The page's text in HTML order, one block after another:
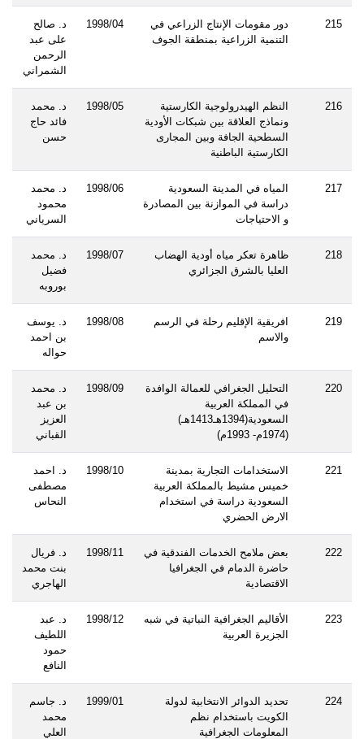
215
دور مقومات الإنتاج الزراعي في
التنمية الزراعية بمنطقة الجوف
1998/04
د. صالح
على عبد
الرحمن
الشمراني
216
النظم الهيدرولوجية الكارستية
ونماذج العلاقة بين شبكات الأودية
السطحية الجافة وبين المجارى
الكارستية الباطنية
1998/05
د. محمد
فائد حاج
حسن
217
المياه في المدينة السعودية
دراسة في الموازنة بين المصادرة
و الاحتياجات
1998/06
د. محمد
محمود
السرياني
218
ظاهرة تعكر مياه أودية الهضاب
العليا بالشرق الجزائري
1998/07
د. محمد
فضيل
بوروبه
219
افريقية الإقليم رحلة في الرسم
والاسم
1998/08
د. يوسف
بن احمد
حواله
220
التحليل الجغرافي للعمالة الوافدة
في المملكة العربية
السعودية(1394هـ1413هـ)
(1974م- 1993م)
1998/09
د. محمد
بن عبد
العزيز
القباني
221
الاستخدامات التجارية بمدينة
خميس مشيط بالمملكة العربية
السعودية دراسة في استخدام
الارض الحضري
1998/10
د. احمد
مصطفى
النحاس
222
بعض ملامح الخدمات الفندقية في
حاضرة الدمام في الجغرافيا
الاقتصادية
1998/11
د. فريال
بنت محمد
الهاجري
223
الأقاليم الجغرافية النباتية في شبه
الجزيرة العربية
1998/12
د. عبد
اللطيف
حمود
النافع
224
تحديد الدوائر الانتخابية لدولة
الكويت باستخدام نظم
المعلومات الجغرافية
1999/01
د. جاسم
محمد
العلي